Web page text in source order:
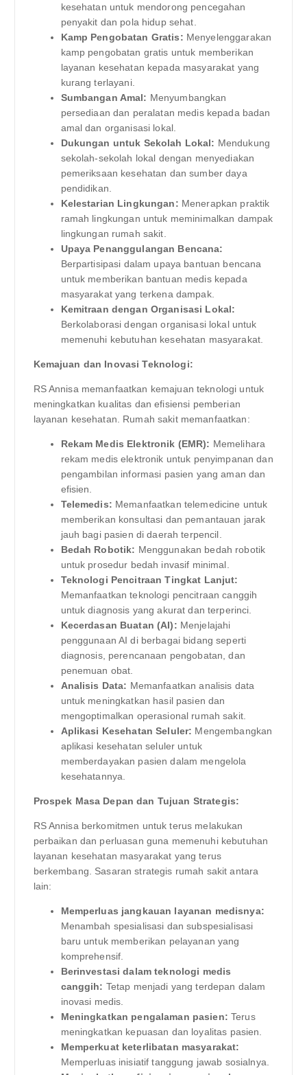
kesehatan untuk mendorong pencegahan
penyakit dan pola hidup sehat.
Kamp Pengobatan Gratis: Menyelenggarakan
kamp pengobatan gratis untuk memberikan
layanan kesehatan kepada masyarakat yang
kurang terlayani.
Sumbangan Amal: Menyumbangkan
persediaan dan peralatan medis kepada badan
amal dan organisasi lokal.
Dukungan untuk Sekolah Lokal: Mendukung
sekolah-sekolah lokal dengan menyediakan
pemeriksaan kesehatan dan sumber daya
pendidikan.
Kelestarian Lingkungan: Menerapkan praktik
ramah lingkungan untuk meminimalkan dampak
lingkungan rumah sakit.
Upaya Penanggulangan Bencana:
Berpartisipasi dalam upaya bantuan bencana
untuk memberikan bantuan medis kepada
masyarakat yang terkena dampak.
Kemitraan dengan Organisasi Lokal:
Berkolaborasi dengan organisasi lokal untuk
memenuhi kebutuhan kesehatan masyarakat.
Kemajuan dan Inovasi Teknologi:
RS Annisa memanfaatkan kemajuan teknologi untuk
meningkatkan kualitas dan efisiensi pemberian
layanan kesehatan. Rumah sakit memanfaatkan:
Rekam Medis Elektronik (EMR): Memelihara
rekam medis elektronik untuk penyimpanan dan
pengambilan informasi pasien yang aman dan
efisien.
Telemedis: Memanfaatkan telemedicine untuk
memberikan konsultasi dan pemantauan jarak
jauh bagi pasien di daerah terpencil.
Bedah Robotik: Menggunakan bedah robotik
untuk prosedur bedah invasif minimal.
Teknologi Pencitraan Tingkat Lanjut:
Memanfaatkan teknologi pencitraan canggih
untuk diagnosis yang akurat dan terperinci.
Kecerdasan Buatan (AI): Menjelajahi
penggunaan AI di berbagai bidang seperti
diagnosis, perencanaan pengobatan, dan
penemuan obat.
Analisis Data: Memanfaatkan analisis data
untuk meningkatkan hasil pasien dan
mengoptimalkan operasional rumah sakit.
Aplikasi Kesehatan Seluler: Mengembangkan
aplikasi kesehatan seluler untuk
memberdayakan pasien dalam mengelola
kesehatannya.
Prospek Masa Depan dan Tujuan Strategis:
RS Annisa berkomitmen untuk terus melakukan
perbaikan dan perluasan guna memenuhi kebutuhan
layanan kesehatan masyarakat yang terus
berkembang. Sasaran strategis rumah sakit antara
lain:
Memperluas jangkauan layanan medisnya:
Menambah spesialisasi dan subspesialisasi
baru untuk memberikan pelayanan yang
komprehensif.
Berinvestasi dalam teknologi medis
canggih: Tetap menjadi yang terdepan dalam
inovasi medis.
Meningkatkan pengalaman pasien: Terus
meningkatkan kepuasan dan loyalitas pasien.
Memperkuat keterlibatan masyarakat:
Memperluas inisiatif tanggung jawab sosialnya.